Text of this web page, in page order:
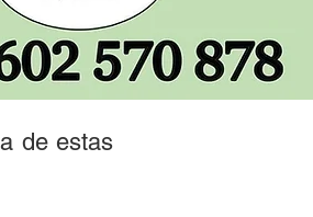
de estas